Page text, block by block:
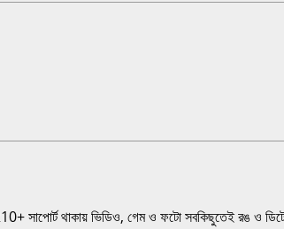
থাকায় ভিডিও, গেম ও ফটো সবকিছুতেই রঙ ও